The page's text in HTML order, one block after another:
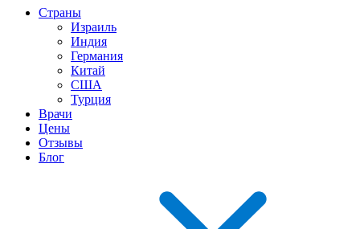
Страны
Израиль
Индия
Германия
Китай
США
Турция
Врачи
Цены
Отзывы
Блог